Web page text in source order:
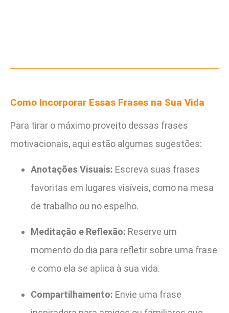
Como Incorporar Essas Frases na Sua Vida
Para tirar o máximo proveito dessas frases
motivacionais, aqui estão algumas sugestões:
Anotações Visuais: Escreva suas frases
favoritas em lugares visíveis, como na mesa
de trabalho ou no espelho.
Meditação e Reflexão: Reserve um
momento do dia para refletir sobre uma frase
e como ela se aplica à sua vida.
Compartilhamento: Envie uma frase